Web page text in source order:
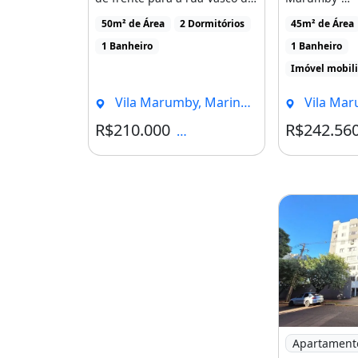
- R$ 500,00 (À Consultar);
Informações e Visitas:
Ocean Conexões Imobiliárias |
Gama possuindo 2 quartos,
[...]
50m² de Área
2 Dormitórios
1 Banheiro
Vila Marumby, Maringá - PR
R$210.000 Condomínio R$500
Maringá/
SEMI-
45m² de Área
1 Banheiro
Imóvel
Vila
Imagem: